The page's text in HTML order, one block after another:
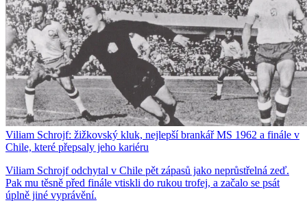
Viliam Schrojf: žižkovský kluk, nejlepší brankář MS 1962 a finále v
Chile, které přepsaly jeho kariéru
Viliam Schrojf odchytal v Chile pět zápasů jako neprůstřelná zeď.
Pak mu těsně před finále vtiskli do rukou trofej, a začalo se psát
úplně jiné vyprávění.